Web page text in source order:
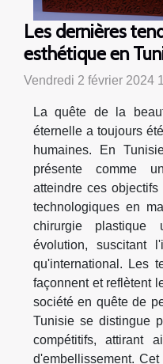
Les dernières
esthétique en
Vendredi 2 février 2024
La quête de la
éternelle a toujours
humaines. En
présente comme
atteindre ces
technologiques en
chirurgie plastique
évolution, suscitant
qu'international. Les
façonnent et reflètent
société en quête de
Tunisie se distingue
compétitifs, attirant
d'embellissement.